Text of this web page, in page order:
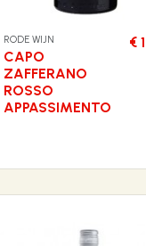
RODE WIJN
CAPO
ZAFFERANO
ROSSO
APPASSIMENTO
€